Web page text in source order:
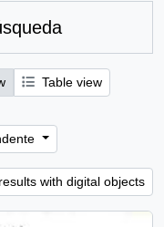
Table view
with digital objects